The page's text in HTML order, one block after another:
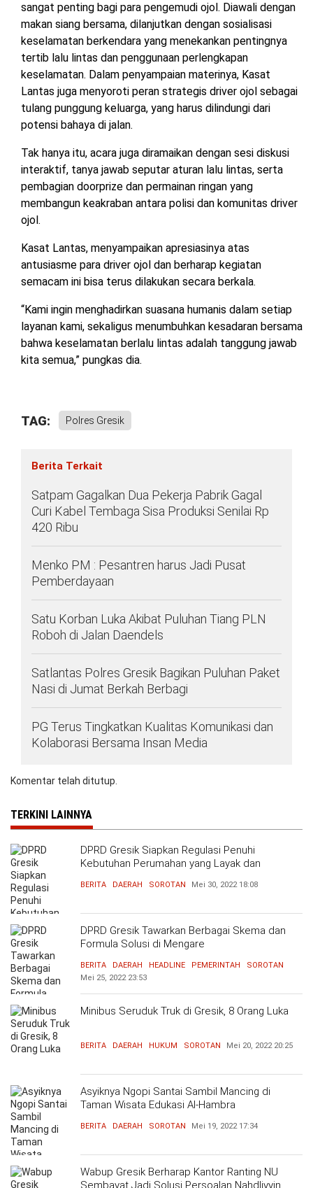
sangat penting bagi para pengemudi ojol. Diawali dengan
makan siang bersama, dilanjutkan dengan sosialisasi
keselamatan berkendara yang menekankan pentingnya
tertib lalu lintas dan penggunaan perlengkapan
keselamatan. Dalam penyampaian materinya, Kasat
Lantas juga menyoroti peran strategis driver ojol sebagai
tulang punggung keluarga, yang harus dilindungi dari
potensi bahaya di jalan.
Tak hanya itu, acara juga diramaikan dengan sesi diskusi
interaktif, tanya jawab seputar aturan lalu lintas, serta
pembagian doorprize dan permainan ringan yang
membangun keakraban antara polisi dan komunitas driver
ojol.
Kasat Lantas, menyampaikan apresiasinya atas
antusiasme para driver ojol dan berharap kegiatan
semacam ini bisa terus dilakukan secara berkala.
“Kami ingin menghadirkan suasana humanis dalam setiap
layanan kami, sekaligus menumbuhkan kesadaran bersama
bahwa keselamatan berlalu lintas adalah tanggung jawab
kita semua,” pungkas dia.
TAG: Polres Gresik
Berita Terkait
Satpam Gagalkan Dua Pekerja Pabrik Gagal
Curi Kabel Tembaga Sisa Produksi Senilai Rp
420 Ribu
Menko PM : Pesantren harus Jadi Pusat
Pemberdayaan
Satu Korban Luka Akibat Puluhan Tiang PLN
Roboh di Jalan Daendels
Satlantas Polres Gresik Bagikan Puluhan Paket
Nasi di Jumat Berkah Berbagi
PG Terus Tingkatkan Kualitas Komunikasi dan
Kolaborasi Bersama Insan Media
Komentar telah ditutup.
TERKINI LAINNYA
DPRD Gresik Siapkan Regulasi Penuhi
Kebutuhan Perumahan yang Layak dan
BERITA DAERAH SOROTAN Mei 30, 2022 18:08
DPRD Gresik Tawarkan Berbagai Skema dan
Formula Solusi di Mengare
BERITA DAERAH HEADLINE PEMERINTAH
SOROTAN
Mei 25, 2022 23:53
Minibus Seruduk Truk di Gresik, 8 Orang Luka
BERITA DAERAH HUKUM SOROTAN Mei 20, 2022 20:25
Asyiknya Ngopi Santai Sambil Mancing di
Taman Wisata Edukasi Al-Hambra
BERITA DAERAH SOROTAN Mei 19, 2022 17:34
Wabup Gresik Berharap Kantor Ranting NU
Sembayat Jadi Solusi Persoalan Nahdliyyin